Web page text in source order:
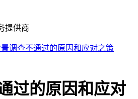
提供商
景调查不通过的原因和应对之策
过的原因和应对